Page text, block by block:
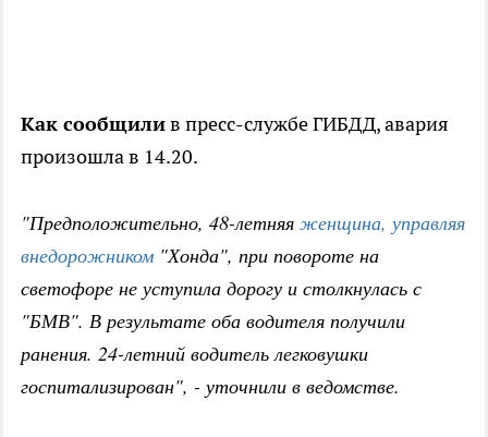
Как сообщилив пресс-службе ГИБДД, авария
произошла в 14.20.
"Предположительно, 48-летняя женщина, управляя
внедорожником "Хонда", при повороте на
светофоре не уступила дорогу и столкнулась с
"БМВ". В результате оба водителя получили
ранения. 24-летний водитель легковушки
госпитализирован", - уточнили в ведомстве.